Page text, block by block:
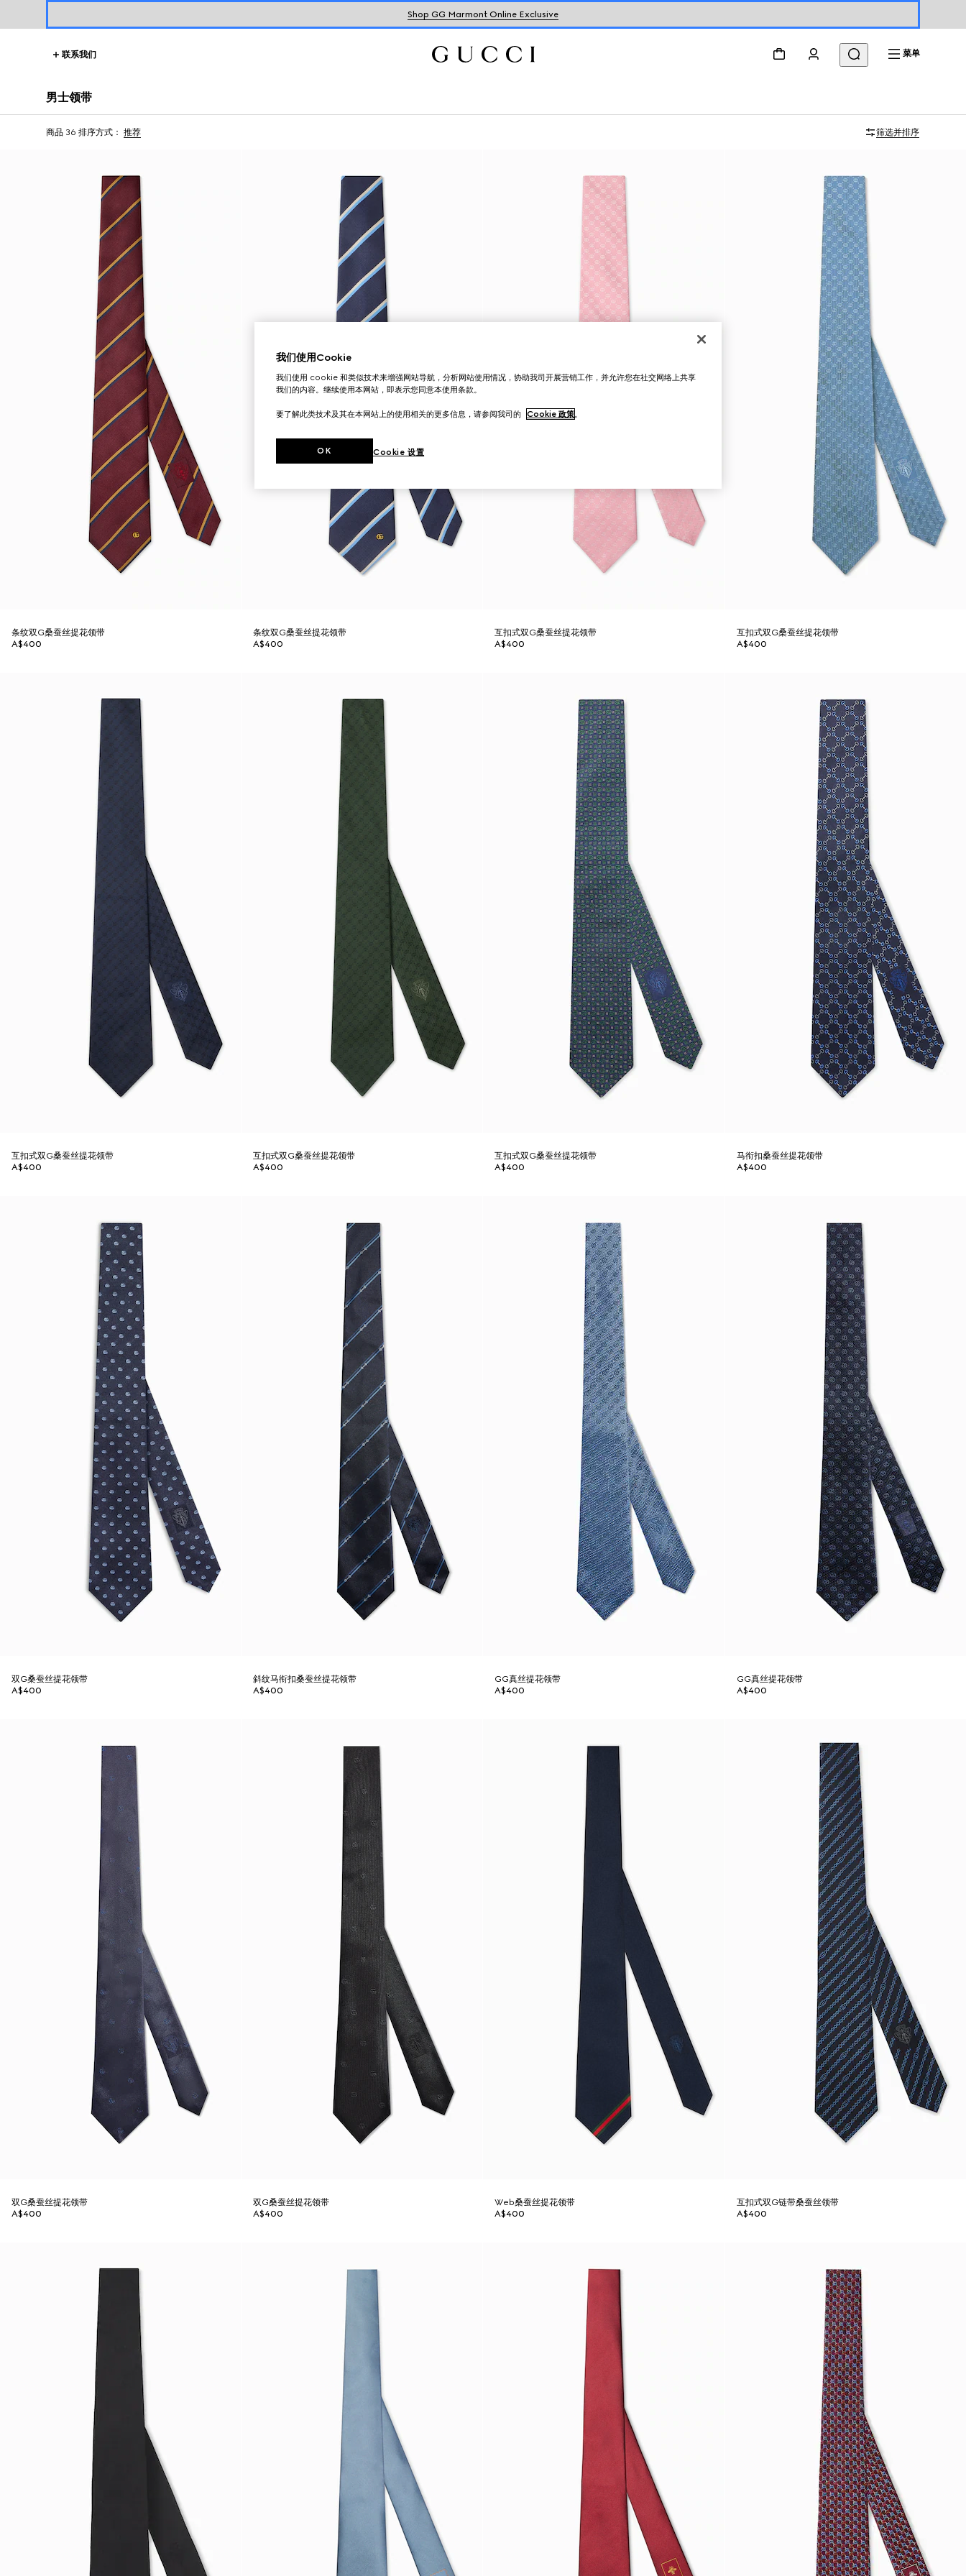
Shop GG Marmont Online Exclusive
联系我们 菜单
男士领带
商品 36 排序方式： 推荐 筛选并排序
条纹双G桑蚕丝提花领带
A$400
条纹双G桑蚕丝提花领带
A$400
互扣式双G桑蚕丝提花领带
A$400
互扣式双G桑蚕丝提花领带
A$400
互扣式双G桑蚕丝提花领带
A$400
互扣式双G桑蚕丝提花领带
A$400
互扣式双G桑蚕丝提花领带
A$400
马衔扣桑蚕丝提花领带
A$400
双G桑蚕丝提花领带
A$400
斜纹马衔扣桑蚕丝提花领带
A$400
GG真丝提花领带
A$400
GG真丝提花领带
A$400
双G桑蚕丝提花领带
A$400
双G桑蚕丝提花领带
A$400
Web桑蚕丝提花领带
A$400
互扣式双G链带桑蚕丝领带
A$400
我们使用Cookie
我们使用 cookie 和类似技术来增强网站导航，分析网站使用情况，协助我司开展营销工作，并允许您在社交网络上共享
我们的内容。继续使用本网站，即表示您同意本使用条款。
要了解此类技术及其在本网站上的使用相关的更多信息，请参阅我司的 Cookie 政策。
Cookie 设置
OK